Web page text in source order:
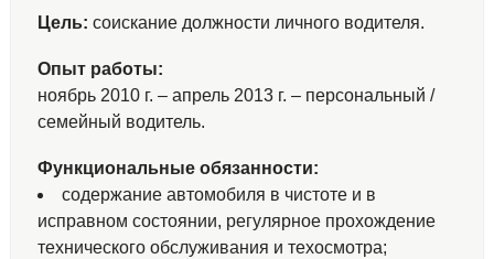
Цель: соискание должности личного водителя.
Опыт работы:
ноябрь 2010 г. – апрель 2013 г. – персональный /
семейный водитель.
Функциональные обязанности:
содержание автомобиля в чистоте и в
исправном состоянии, регулярное прохождение
технического обслуживания и техосмотра;